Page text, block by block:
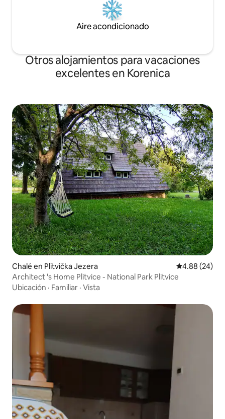
Aire acondicionado
Otros alojamientos para vacaciones
excelentes en Korenica
Chalé en Plitvička Jezera Calificación
4.88 (24)
Architect 's Home Plitvice - National Park Plitvice
Ubicación · Familiar · Vista